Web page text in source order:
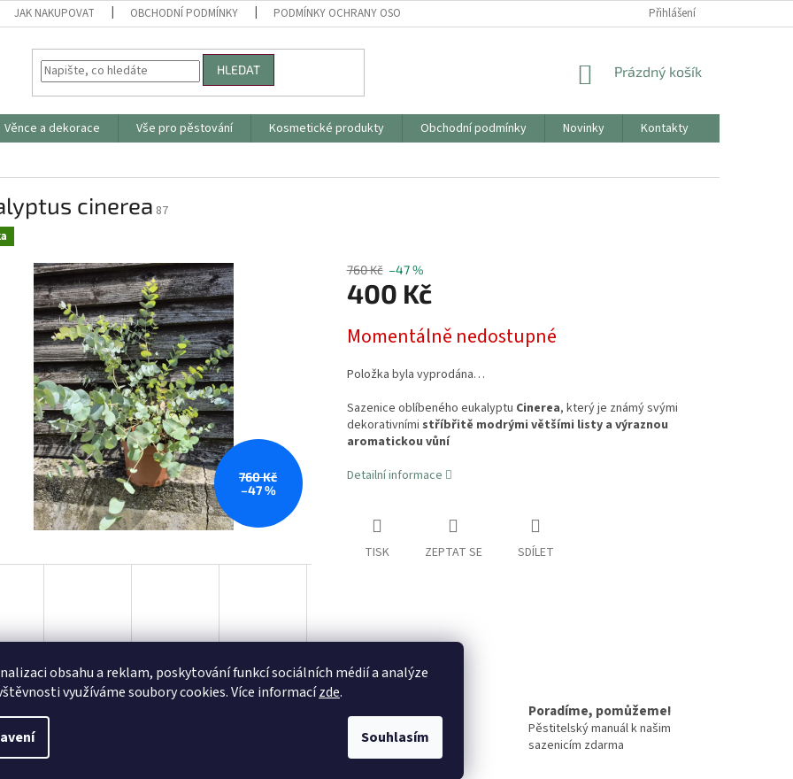
obsahu a reklam, poskytování funkcí sociálních médií a analýze
využíváme soubory cookies. Více informacízde.
Souhlasím
JAK NAKUPOVAT OBCHODNÍ PODMÍNKY PODMÍNKY OCHRANY OSOBNÍCH ÚDAJŮ Přihlášení
HLEDAT
NÁKUPNÍ
Prázdný košík
Věnce a dekorace Vše pro pěstování Kosmetické produkty Obchodní podmínky Novinky
Kontakty
cinerea 87
760 Kč
–47 %
760 Kč –47 %
400 Kč
cena:
Momentálně nedostupné
Položka byla vyprodána…
Sazenice oblíbeného eukalyptu Cinerea, který je známý svými
dekorativními stříbřitě modrými většími listy a výraznou
aromatickou vůní
Detailní informace
TISK ZEPTAT SE SDÍLET
Dárkové poukazy
Od 1 000,-
Vyzvednutí na farmě
Nebo zaslání až domů
Poradíme, pomůžeme!
Pěstitelský manuál k našim
sazenicím zdarma